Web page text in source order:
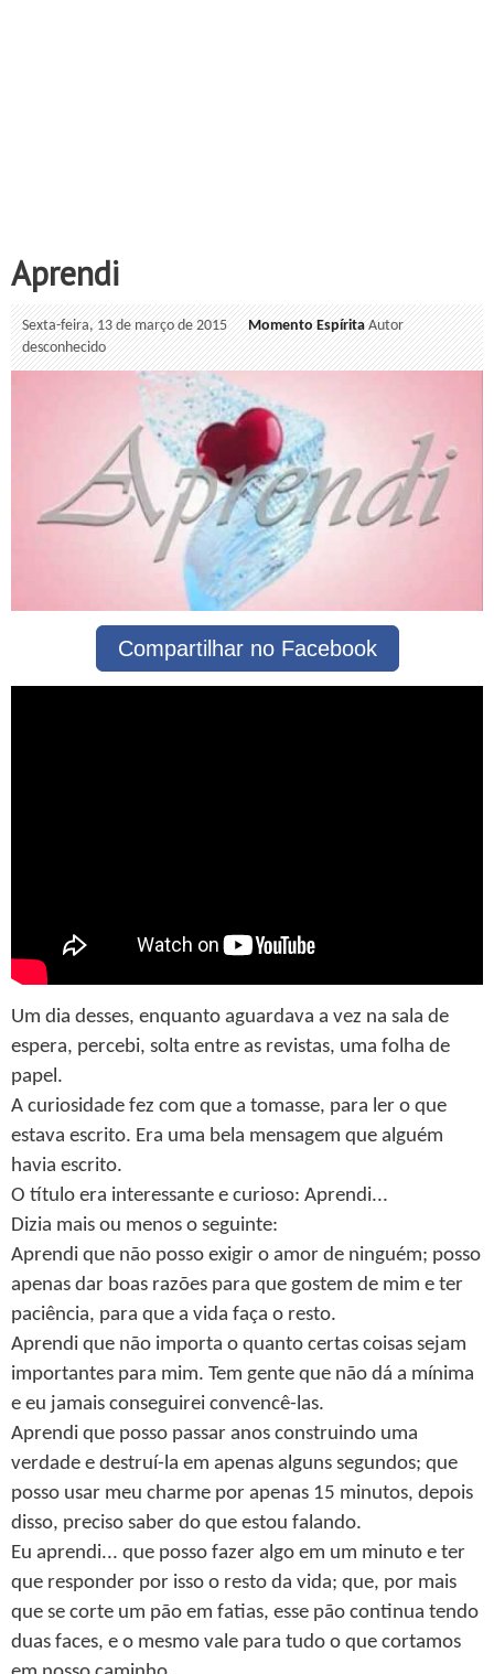
Aprendi
Sexta-feira, 13 de março de 2015 Momento Espírita Autor
desconhecido
Compartilhar no Facebook
Um dia desses, enquanto aguardava a vez na sala de
espera, percebi, solta entre as revistas, uma folha de
papel.
A curiosidade fez com que a tomasse, para ler o que
estava escrito. Era uma bela mensagem que alguém
havia escrito.
O título era interessante e curioso: Aprendi...
Dizia mais ou menos o seguinte:
Aprendi que não posso exigir o amor de ninguém; posso
apenas dar boas razões para que gostem de mim e ter
paciência, para que a vida faça o resto.
Aprendi que não importa o quanto certas coisas sejam
importantes para mim. Tem gente que não dá a mínima
e eu jamais conseguirei convencê-las.
Aprendi que posso passar anos construindo uma
verdade e destruí-la em apenas alguns segundos; que
posso usar meu charme por apenas 15 minutos, depois
disso, preciso saber do que estou falando.
Eu aprendi... que posso fazer algo em um minuto e ter
que responder por isso o resto da vida; que, por mais
que se corte um pão em fatias, esse pão continua tendo
duas faces, e o mesmo vale para tudo o que cortamos